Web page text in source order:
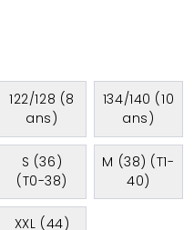
122/128 (8
ans)
134/140 (10
ans)
S (36)
(T0-38)
M (38) (T1-
40)
XXL (44)